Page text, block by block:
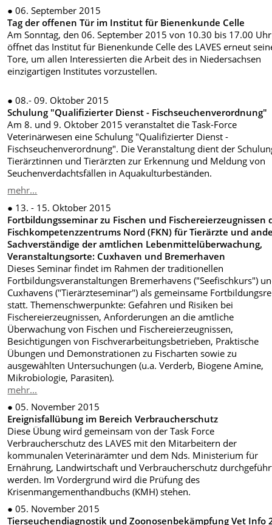
● 06. September 2015
Tag der offenen Tür im Institut für Bienenkunde Celle
Am Sonntag, den 06. September 2015 von 10.30 bis 17.00 Uhr
öffnet das Institut für Bienenkunde Celle des LAVES erneut
Tore, um allen Interessierten die Arbeit des in Niedersachsen
einzigartigen Institutes vorzustellen.
● 08.- 09. Oktober 2015
Schulung "Qualifizierter Dienst - Fischseuchenverordnung"
Am 8. und 9. Oktober 2015 veranstaltet die Task-Force
Veterinärwesen eine Schulung "Qualifizierter Dienst -
Fischseuchenverordnung". Die Veranstaltung dient der
Tierärztinnen und Tierärzten zur Erkennung und Meldung von
Seuchenverdachtsfällen in Aquakulturbeständen.
mehr...
● 13. - 15. Oktober 2015
Fortbildungsseminar zu Fischen und Fischereierzeugnissen
Fischkompetenzzentrums Nord (FKN) für Tierärzte und
Sachverständige der amtlichen Lebenmittelüberwachung,
Veranstaltungsorte: Cuxhaven und Bremerhaven
Dieses Seminar findet im Rahmen der traditionellen
Fortbildungsveranstaltungen Bremerhavens ("Seefischkurs")
Cuxhavens ("Tierärzteseminar") als gemeinsame
statt. Themenschwerpunkte: Gefahren und Risiken bei
Fischereierzeugnissen, Anforderungen an die amtliche
Überwachung von Fischen und Fischereierzeugnissen,
Besichtigungen von Fischverarbeitungsbetrieben, Praktische
Übungen und Demonstrationen zu Fischarten sowie zu
ausgewählten Untersuchungen (u.a. Verderb, Biogene Amine,
Mikrobiologie, Parasiten).
mehr...
● 05. November 2015
Ereignisfallübung im Bereich Verbraucherschutz
Diese Übung wird gemeinsam von der Task Force
Verbraucherschutz des LAVES mit den Mitarbeitern der
kommunalen Veterinärämter und dem Nds. Ministerium für
Ernährung, Landwirtschaft und Verbraucherschutz
werden. Im Vordergrund wird die Prüfung des
Krisenmangementhandbuchs (KMH) stehen.
● 05. November 2015
Tierseuchendiagnostik und Zoonosenbekämpfung Vet Info